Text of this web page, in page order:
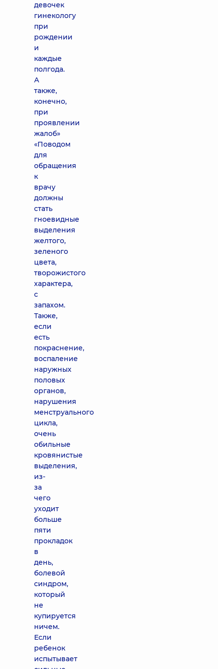
девочек
гинекологу
при
рождении
и
каждые
полгода.
А
также,
конечно,
при
проявлении
жалоб»
«Поводом
для
обращения
к
врачу
должны
стать
гноевидные
выделения
желтого,
зеленого
цвета,
творожистого
характера,
с
запахом.
Также,
если
есть
покраснение,
воспаление
наружных
половых
органов,
нарушения
менструального
цикла,
очень
обильные
кровянистые
выделения,
из-
за
чего
уходит
больше
пяти
прокладок
в
день,
болевой
синдром,
который
не
купируется
ничем.
Если
ребенок
испытывает